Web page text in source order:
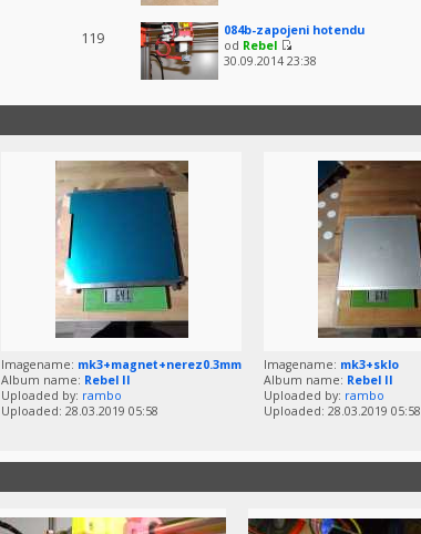
119
084b-zapojeni hotendu
od Rebel
30.09.2014 23:38
Imagename: mk3+magnet+nerez0.3mm
Album name: Rebel II
Uploaded by: rambo
Uploaded: 28.03.2019 05:58
Imagename: mk3+sklo
Album name: Rebel II
Uploaded by: rambo
Uploaded: 28.03.2019 05:58